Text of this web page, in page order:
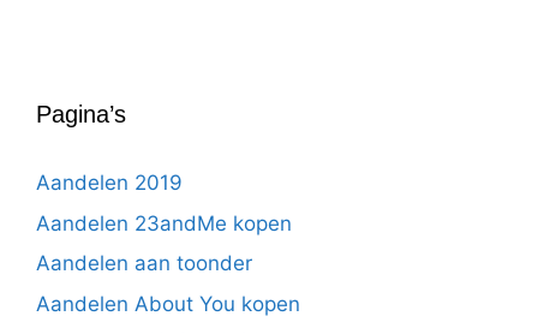
Pagina’s
Aandelen 2019
Aandelen 23andMe kopen
Aandelen aan toonder
Aandelen About You kopen